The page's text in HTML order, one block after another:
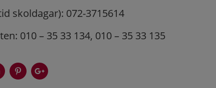
skoldagar): 072-3715614
010 – 35 33 134, 010 – 35 33 135